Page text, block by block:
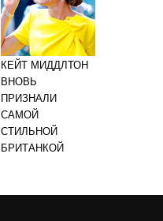
КЕЙТ МИДДЛТОН
ВНОВЬ
ПРИЗНАЛИ
САМОЙ
СТИЛЬНОЙ
БРИТАНКОЙ